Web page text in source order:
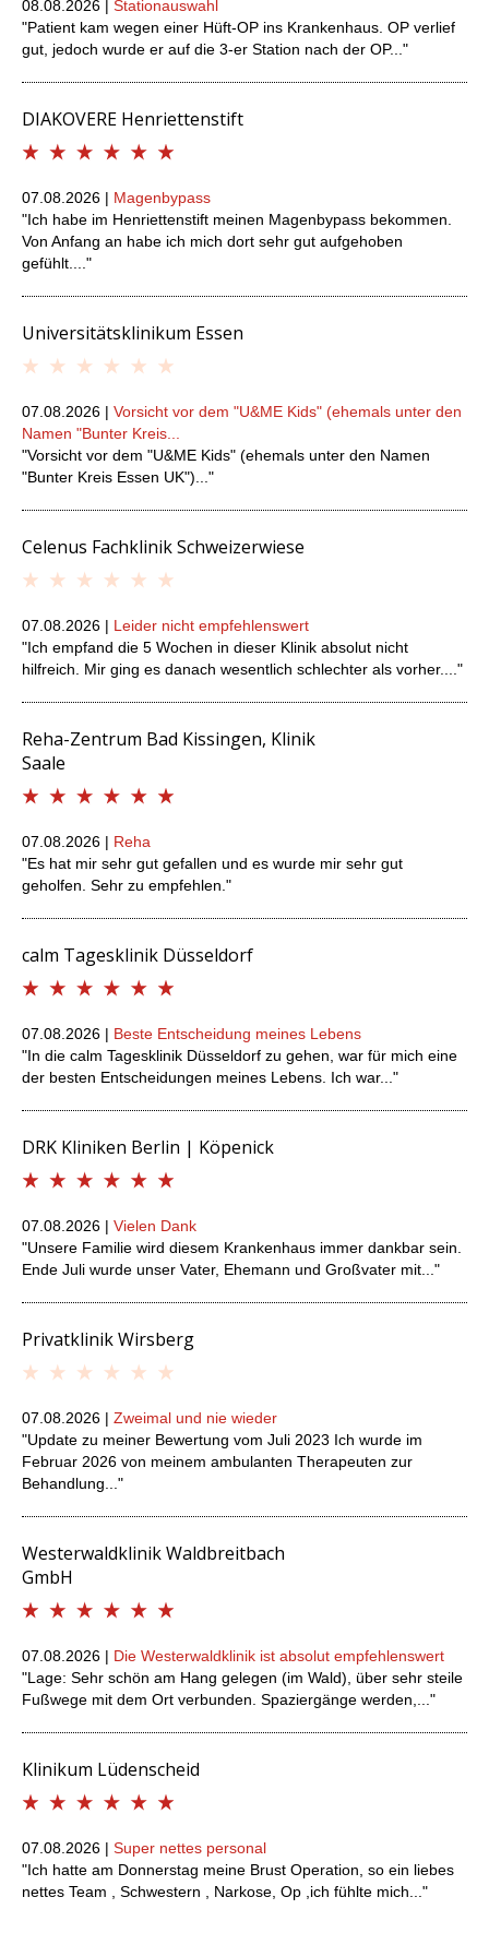
08.08.2026 | Stationauswahl
"Patient kam wegen einer Hüft-OP ins Krankenhaus. OP verlief
gut, jedoch wurde er auf die 3-er Station nach der OP..."
DIAKOVERE Henriettenstift
07.08.2026 | Magenbypass
"Ich habe im Henriettenstift meinen Magenbypass bekommen.
Von Anfang an habe ich mich dort sehr gut aufgehoben
gefühlt...."
Universitätsklinikum Essen
07.08.2026 | Vorsicht vor dem "U&ME Kids" (ehemals unter den
Namen "Bunter Kreis...
"Vorsicht vor dem "U&ME Kids" (ehemals unter den Namen
"Bunter Kreis Essen UK")..."
Celenus Fachklinik Schweizerwiese
07.08.2026 | Leider nicht empfehlenswert
"Ich empfand die 5 Wochen in dieser Klinik absolut nicht
hilfreich. Mir ging es danach wesentlich schlechter als vorher...."
Reha-Zentrum Bad Kissingen, Klinik
Saale
07.08.2026 | Reha
"Es hat mir sehr gut gefallen und es wurde mir sehr gut
geholfen. Sehr zu empfehlen."
calm Tagesklinik Düsseldorf
07.08.2026 | Beste Entscheidung meines Lebens
"In die calm Tagesklinik Düsseldorf zu gehen, war für mich eine
der besten Entscheidungen meines Lebens. Ich war..."
DRK Kliniken Berlin | Köpenick
07.08.2026 | Vielen Dank
"Unsere Familie wird diesem Krankenhaus immer dankbar sein.
Ende Juli wurde unser Vater, Ehemann und Großvater mit..."
Privatklinik Wirsberg
07.08.2026 | Zweimal und nie wieder
"Update zu meiner Bewertung vom Juli 2023 Ich wurde im
Februar 2026 von meinem ambulanten Therapeuten zur
Behandlung..."
Westerwaldklinik Waldbreitbach
GmbH
07.08.2026 | Die Westerwaldklinik ist absolut empfehlenswert
"Lage: Sehr schön am Hang gelegen (im Wald), über sehr steile
Fußwege mit dem Ort verbunden. Spaziergänge werden,..."
Klinikum Lüdenscheid
07.08.2026 | Super nettes personal
"Ich hatte am Donnerstag meine Brust Operation, so ein liebes
nettes Team , Schwestern , Narkose, Op ,ich fühlte mich..."